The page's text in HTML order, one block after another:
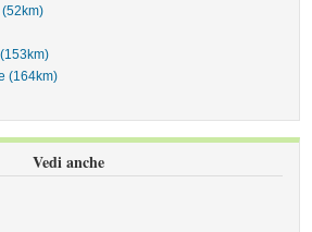
(164km)
Vedi anche